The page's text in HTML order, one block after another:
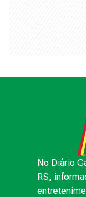
No Diário
RS,